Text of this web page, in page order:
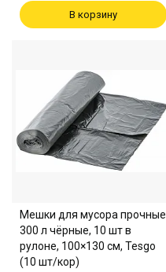
В корзину
Мешки для мусора прочные
300 л чёрные, 10 шт в
рулоне, 100×130 см, Tesgo
(10 шт/кор)